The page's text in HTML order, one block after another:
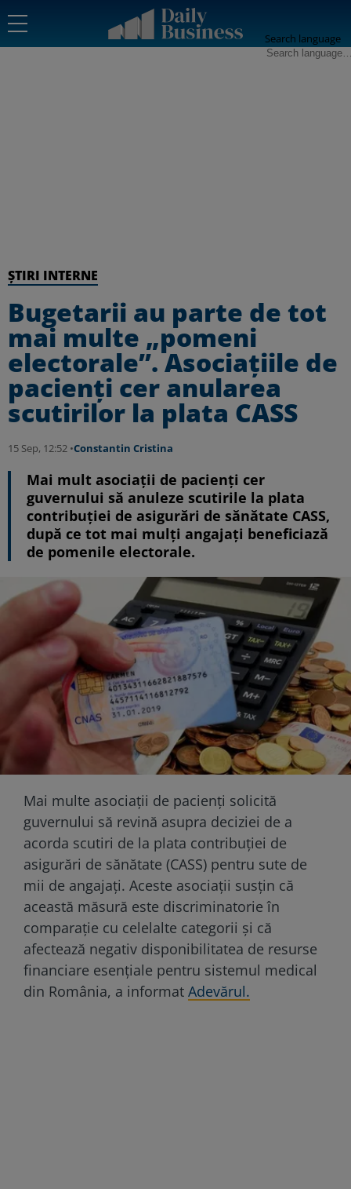
Search language
ȘTIRI INTERNE
Bugetarii au parte de tot
mai multe „pomeni
electorale”. Asociațiile de
pacienți cer anularea
scutirilor la plata CASS
15 Sep, 12:52 •Constantin Cristina
Mai mult asociații de pacienți cer
guvernului să anuleze scutirile la plata
contribuției de asigurări de sănătate CASS,
după ce tot mai mulți angajați beneficiază
de pomenile electorale.
Mai multe asociații de pacienți solicită
guvernului să revină asupra deciziei de a
acorda scutiri de la plata contribuției de
asigurări de sănătate (CASS) pentru sute de
mii de angajați. Aceste asociații susțin că
această măsură este discriminatorie în
comparație cu celelalte categorii și că
afectează negativ disponibilitatea de resurse
financiare esențiale pentru sistemul medical
din România, a informat Adevărul.